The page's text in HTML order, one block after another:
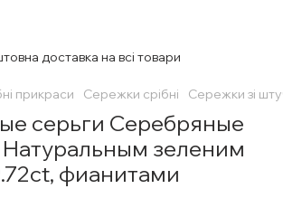
доставка на всі товари
прикраси Сережки срібні Сережки зі
серьги Серебряные
Натуральным зеленим
фианитами